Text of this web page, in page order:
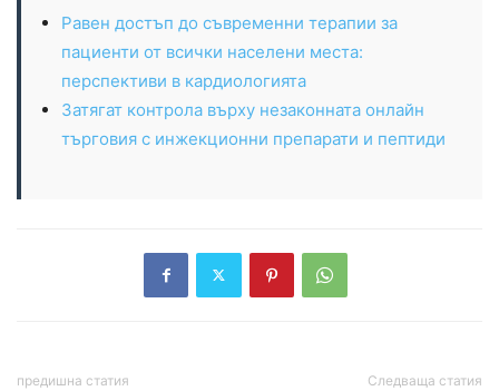
Равен достъп до съвременни терапии за
пациенти от всички населени места:
перспективи в кардиологията
Затягат контрола върху незаконната онлайн
търговия с инжекционни препарати и пептиди
предишна статия Следваща статия